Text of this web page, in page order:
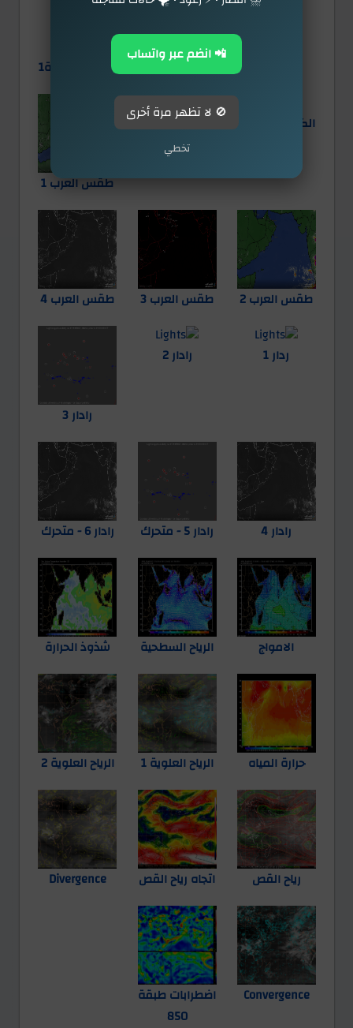
فيزيائي
الضباب الكتل الهوائية1
الكتل الهوائية2 الثلوج
طقس العرب 1
طقس العرب 2 طقس العرب 3 طقس العرب 4
ردار 1 رادار 2
رادار 3
رادار 4 رادار 5 - متحرك رادار 6 - متحرك
الامواج الرياح السطحية شذوذ الحرارة
حرارة المياه الرياح العلوية 1 الرياح العلوية 2
رياح القص اتجاه رياح القص Divergence
Convergence
اضطرابات طبقة
850
📲 انضم عبر واتساب
🚫 لا تظهر مرة أخرى
تخطي